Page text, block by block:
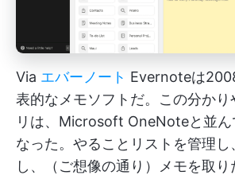
Via エバーノート Evernoteは
表的なメモソフトだ。この分か
リは、Microsoft OneNoteと並ん
なった。やることリストを管理し
し、（ご想像の通り）メモを取